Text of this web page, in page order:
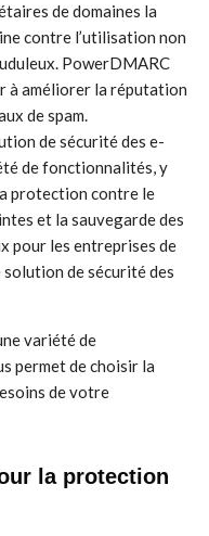
de domaines la
contre l’utilisation non
PowerDMARC
à améliorer la réputation
de spam.
de sécurité des e-
de fonctionnalités, y
protection contre le
et la sauvegarde des
pour les entreprises de
de sécurité des
variété de
permet de choisir la
de votre
la protection